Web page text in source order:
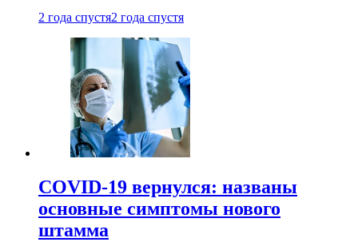
2 года спустя2 года спустя
COVID-19 вернулся: названы
основные симптомы нового
штамма